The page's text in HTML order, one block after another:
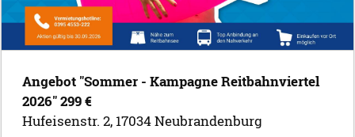
Angebot "Sommer - Kampagne Reitbahnviertel
2026" 299 €
Hufeisenstr. 2, 17034 Neubrandenburg